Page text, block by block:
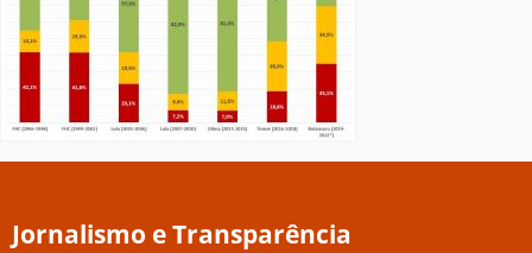
Jornalismo e Transparência